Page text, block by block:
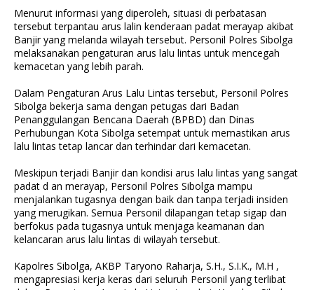
Menurut informasi yang diperoleh, situasi di perbatasan
tersebut terpantau arus lalin kenderaan padat merayap akibat
Banjir yang melanda wilayah tersebut. Personil Polres Sibolga
melaksanakan pengaturan arus lalu lintas untuk mencegah
kemacetan yang lebih parah.
Dalam Pengaturan Arus Lalu Lintas tersebut, Personil Polres
Sibolga bekerja sama dengan petugas dari Badan
Penanggulangan Bencana Daerah (BPBD) dan Dinas
Perhubungan Kota Sibolga setempat untuk memastikan arus
lalu lintas tetap lancar dan terhindar dari kemacetan.
Meskipun terjadi Banjir dan kondisi arus lalu lintas yang sangat
padat d an merayap, Personil Polres Sibolga mampu
menjalankan tugasnya dengan baik dan tanpa terjadi insiden
yang merugikan. Semua Personil dilapangan tetap sigap dan
berfokus pada tugasnya untuk menjaga keamanan dan
kelancaran arus lalu lintas di wilayah tersebut.
Kapolres Sibolga, AKBP Taryono Raharja, S.H., S.I.K., M.H ,
mengapresiasi kerja keras dari seluruh Personil yang terlibat